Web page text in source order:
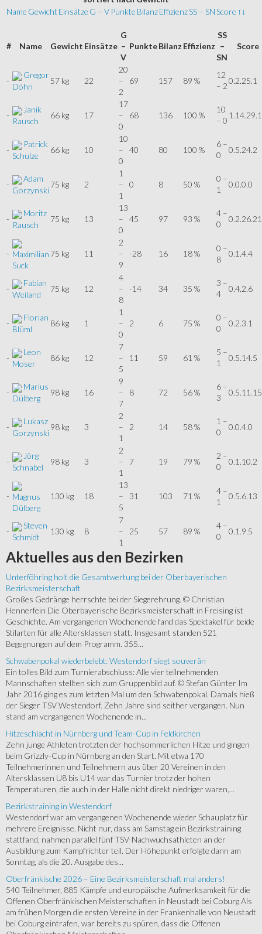
Name Gewicht Einsätze G – V Punkte BilanzEffizienzSS – SNScore ↑↓
# Name Gewicht Einsätze
G
–
V
PunkteBilanz Effizienz
SS
–
SN
Score
-
Gregor
Döhn
57 kg 22
20
–
2
69 157 89 %
12
– 2
0.2.25.1
-
Janik
Rausch
66 kg 17
17
–
0
68 136 100 %
10
– 0
-
Patrick
Schulze
66 kg 10
10
–
0
40 80 100 %
6 –
0
0.5.24.2
-
Adam
Gorzynski
75 kg 2
1
–
1
0 8 50 %
0 –
1
0.0.0.0
-
Moritz
Rausch
75 kg 13
13
–
0
45 97 93 %
4 –
0
0.2.26.21
- Maximilian
Suck
75 kg 11
2
–
9
-28 16 18 %
0 –
8
0.1.4.4
-
Fabian
Weiland
75 kg 12
4
–
8
-14 34 35 %
3 –
4
0.4.2.6
-
Florian
Blüml
86 kg 1
1
–
0
2 6 75 %
0 –
0
0.2.3.1
-
Leon
Moser
86 kg 12
7
–
5
11 59 61 %
5 –
1
0.5.14.5
-
Marius
Dülberg
98 kg 16
9
–
7
8 72 56 %
6 –
3
0.5.11.15
-
Lukasz
Gorzynski
98 kg 3
2
–
1
2 14 58 %
1 –
0
0.0.4.0
-
Jörg
Schnabel
98 kg 3
2
–
1
7 19 79 %
2 –
0
0.1.10.2
- Magnus
Dülberg
130 kg 18
13
–
5
31 103 71 %
4 –
1
0.5.6.13
-
Steven
Schmidt
130 kg 8
7
–
1
25 57 89 %
4 –
0
0.1.9.5
Aktuelles aus den Bezirken
Unterföhring holt die Gesamtwertung bei der Oberbayerischen
Bezirksmeisterschaft
Großes Gedränge herrschte bei der Siegerehrung. © Christian
Hennerfein Die Oberbayerische Bezirksmeisterschaft in Freising ist
Geschichte. Am vergangenen Wochenende fand das Spektakel für beide
Stilarten für alle Altersklassen statt. Insgesamt standen 521
Begegnungen auf dem Programm. 355...
Schwabenpokal wiederbelebt: Westendorf siegt souverän
Ein tolles Bild zum Turnierabschluss: Alle vier teilnehmenden
Mannschaften stellten sich zum Gruppenbild auf. © Stefan Günter Im
Jahr 2016 ging es zum letzten Mal um den Schwabenpokal. Damals hieß
der Sieger TSV Westendorf. Zehn Jahre sind seither vergangen. Nun
stand am vergangenen Wochenende in...
Hitzeschlacht in Nürnberg und Team-Cup in Feldkirchen
Zehn junge Athleten trotzten der hochsommerlichen Hitze und gingen
beim Grizzly-Cup in Nürnberg an den Start. Mit etwa 170
Teilnehmerinnen und Teilnehmern aus über 20 Vereinen in den
Altersklassen U8 bis U14 war das Turnier trotz der hohen
Temperaturen, die auch in der Halle nicht direkt niedriger waren,...
Bezirkstraining in Westendorf
Westendorf war am vergangenen Wochenende wieder Schauplatz für
mehrere Ereignisse. Nicht nur, dass am Samstag ein Bezirkstraining
stattfand, nahmen parallel fünf TSV-Nachwuchsathleten an der
Ausbildung zum Kampfrichter teil. Der Höhepunkt erfolgte dann am
Sonntag, als die 20. Ausgabe des...
Oberfränkische 2026 – Eine Bezirksmeisterschaft mal anders!
540 Teilnehmer, 885 Kämpfe und europäische Aufmerksamkeit für die
Offenen Oberfränkischen Meisterschaften in Neustadt bei Coburg Als
am frühen Morgen die ersten Vereine in der Frankenhalle von Neustadt
bei Coburg eintrafen, war bereits zu spüren, dass die Offenen